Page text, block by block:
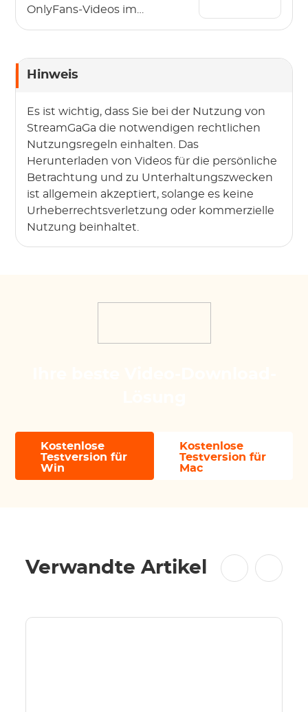
OnlyFans-Videos im
Hinweis
Es ist wichtig, dass Sie bei der Nutzung von
StreamGaGa die notwendigen rechtlichen
Nutzungsregeln einhalten. Das
Herunterladen von Videos für die persönliche
Betrachtung und zu Unterhaltungszwecken
ist allgemein akzeptiert, solange es keine
Urheberrechtsverletzung oder kommerzielle
Nutzung beinhaltet.
Kostenlose
Testversion für
Win
Kostenlose
Testversion für
Mac
Verwandte Artikel